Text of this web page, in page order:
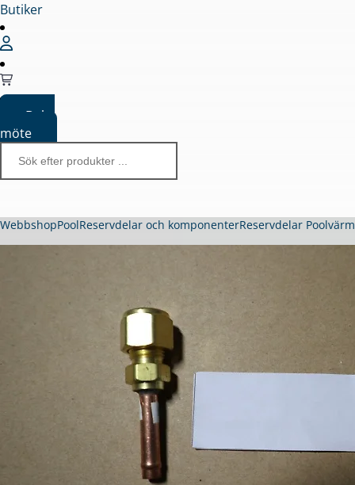
Butiker
Boka
möte
WebbshopPoolReservdelar och komponenterReservdelar